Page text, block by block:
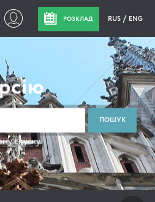
РОЗКЛАД RUS ENG
спуску
68-68
44-58
щоденно